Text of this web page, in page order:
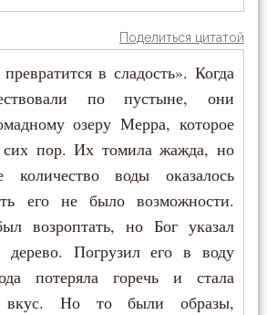
Поделиться цитатой
в сладость». Когда
по пустыне, они
озеру Мерра, которое
сих пор. Их томила жажда, но
количество воды оказалось
его не было возможности.
возроптать, но Бог указал
Погрузил его в воду
потеряла горечь и стала
вкус. Но то были образы,